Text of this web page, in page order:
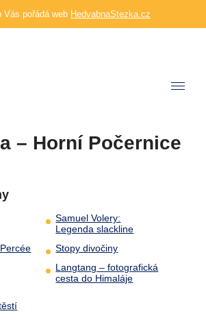
Vás pořádá web HedvabnaStezka.cz
– Horní Počernice
Samuel Volery:
Legenda slackline
Stopy divočiny
Langtang – fotografická
cesta do Himaláje